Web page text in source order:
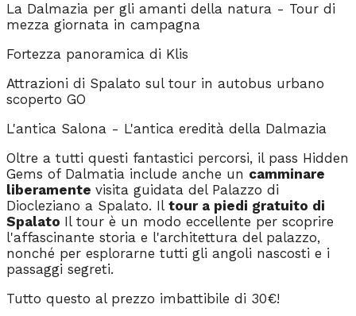
La Dalmazia per gli amanti della natura - Tour di
mezza giornata in campagna
Fortezza panoramica di Klis
Attrazioni di Spalato sul tour in autobus urbano
scoperto GO
L'antica Salona - L'antica eredità della Dalmazia
Oltre a tutti questi fantastici percorsi, il pass Hidden
Gems of Dalmatia include anche un camminare
liberamente visita guidata del Palazzo di
Diocleziano a Spalato. Il tour a piedi gratuito di
Spalato Il tour è un modo eccellente per scoprire
l'affascinante storia e l'architettura del palazzo,
nonché per esplorarne tutti gli angoli nascosti e i
passaggi segreti.
Tutto questo al prezzo imbattibile di 30€!